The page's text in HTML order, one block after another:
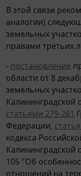
В этой связи
аналогии)
земельных
правами третьих
- постановление
области от 8
земельных
Калининградской
статьями 279-281
Федерации,
кодекса
Калининградской
105 "Об
отношений на